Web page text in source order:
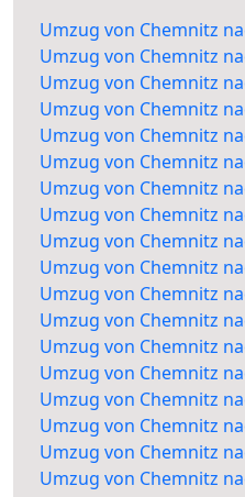
Umzug von Chemnitz
Umzug von Chemnitz
Umzug von Chemnitz
Umzug von Chemnitz
Umzug von Chemnitz
Umzug von Chemnitz
Umzug von Chemnitz
Umzug von Chemnitz
Umzug von Chemnitz
Umzug von Chemnitz
Umzug von Chemnitz
Umzug von Chemnitz
Umzug von Chemnitz
Umzug von Chemnitz
Umzug von Chemnitz
Umzug von Chemnitz
Umzug von Chemnitz
Umzug von Chemnitz